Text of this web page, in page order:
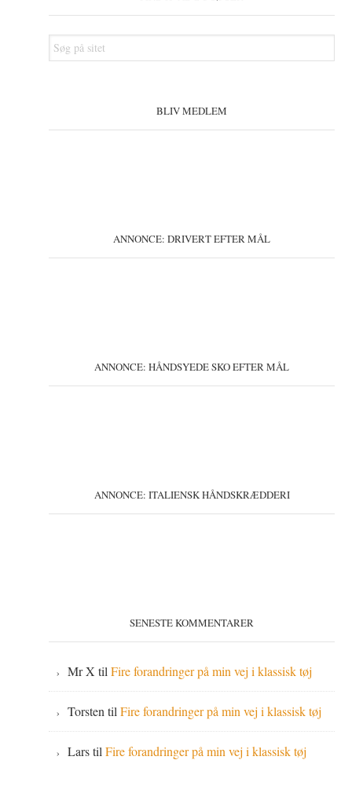
Søg
på
BLIV MEDLEM
ANNONCE: DRIVERT EFTER MÅL
ANNONCE: HÅNDSYEDE SKO EFTER MÅL
ANNONCE: ITALIENSK HÅNDSKRÆDDERI
SENESTE KOMMENTARER
Mr X tilFire forandringer på min vej i klassisk tøj
TorstentilFire forandringer på min vej i klassisk tøj
LarstilFire forandringer på min vej i klassisk tøj